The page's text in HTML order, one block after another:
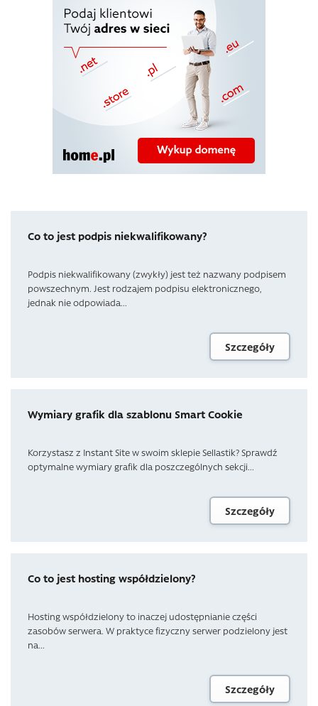
Co to jest podpis niekwalifikowany?
Podpis niekwalifikowany (zwykły) jest też nazwany podpisem
powszechnym. Jest rodzajem podpisu elektronicznego,
jednak nie odpowiada...
Szczegóły
Wymiary grafik dla szablonu Smart Cookie
Korzystasz z Instant Site w swoim sklepie Sellastik? Sprawdź
optymalne wymiary grafik dla poszczególnych sekcji...
Szczegóły
Co to jest hosting współdzielony?
Hosting współdzielony to inaczej udostępnianie części
zasobów serwera. W praktyce fizyczny serwer podzielony jest
na...
Szczegóły